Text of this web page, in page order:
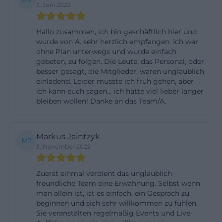
sondern einen Ort mit eigener Handschrift. ([uns-
Auch für die Content-Strategie ist dieser erste
Eindruck wichtig: Er erlaubt es, die Seite sowohl auf
allgemeine Suchbegriffe wie uns bar amberg als
auch auf konkrete Motivationen wie fotos, photos
und rezensionen auszurichten. Das Ergebnis ist
verstanden hat, dass hier Innenhof, Tanz und Bar
zusammenkommen, kann die Location sehr viel
schneller einordnen. Genau deshalb sollte der erste
Eindruck immer mit der echten Atmosphäre
beginnen und nicht mit austauschbaren
Standardfloskeln. UNS lebt von
Wiedererkennbarkeit, und das zeigen sowohl die
3. Juni 2022
Hallo zusammen, ich bin geschäftlich hier und
wurde von A. sehr herzlich empfangen. Ich war
ohne Plan unterwegs und wurde einfach
gebeten, zu folgen. Die Leute, das Personal, oder
besser gesagt, die Mitglieder, waren unglaublich
einladend. Leider musste ich früh gehen, aber
ich kann euch sagen... ich hätte viel lieber länger
bleiben wollen! Danke an das Team/A.
MJ Markus Jaintzyk
3. November 2022
Zuerst einmal verdient das unglaublich
freundliche Team eine Erwähnung. Selbst wenn
man allein ist, ist es einfach, ein Gespräch zu
beginnen und sich sehr willkommen zu fühlen.
Sie veranstalten regelmäßig Events und Live-